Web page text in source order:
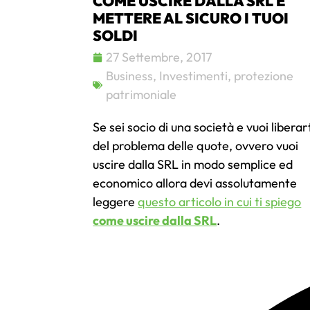
METTERE AL SICURO I TUOI
SOLDI
27 Settembre, 2017
Business, Investimenti, protezione
patrimoniale
Se sei socio di una società e vuoi
del problema delle quote, ovvero vuoi
uscire dalla SRL in modo semplice ed
economico allora devi assolutamente
leggerequesto articolo in cui ti spiego
come uscire dalla SRL.